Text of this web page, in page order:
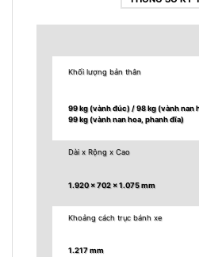
Khối lượng bản thân
99 kg (vành đúc) /98 kg (vành nan
99 kg (vành nan hoa, phanh đĩa)
Dài x Rộng x Cao
1.920 x 702 x 1.075 mm
Khoảng cách trục bánh xe
1.217 mm